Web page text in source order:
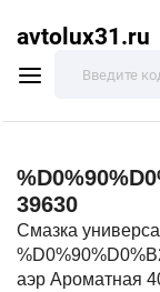
avtolux31.ru
39630
Смазка
аэр Ароматная